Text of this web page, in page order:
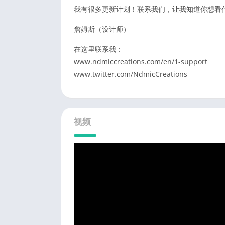
我有很多更新计划！联系我们，让我知道你想看
詹姆斯（设计师）
在这里联系我：
www.ndmiccreations.com/en/1-support
www.twitter.com/NdmicCreations
视频